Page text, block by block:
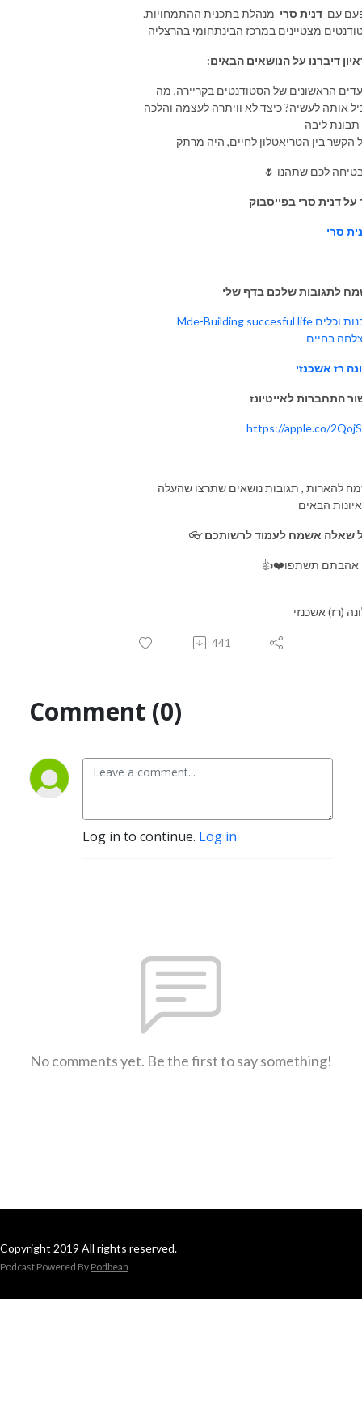
. עם דנית סרי מנהלת בתכנית ההתמחויות
מצטיינים במרכז הבינתחומי בהרצליה
: דיברנו עלהנושאים הבאים
הראשונים של הסטודנטים בקריירה, מה
אותה לעשיה? כיצד לא וויתרה לעצמה והלכה
ליבה
על דנית סרי בפייסבוק
סרי
לתגובותשלכם בדף שלי
Mde-Building succesful life וכלים
בחיים
רז אשכנזי
התחברות לאייטיונז
https://apple.co/
להארות, תגובותנושאים שתרצו שהעלה
הבאים
👓 שאלה אשמח לעמודלרשותכם
👍❤️ אהבתם תשתפו
(רז) אשכנזי
441
Comment (0)
Log in to continue. Log in
No comments yet. Be the first to say something!
Copyright 2019 All rights reserved.
Podcast Powered By Podbean